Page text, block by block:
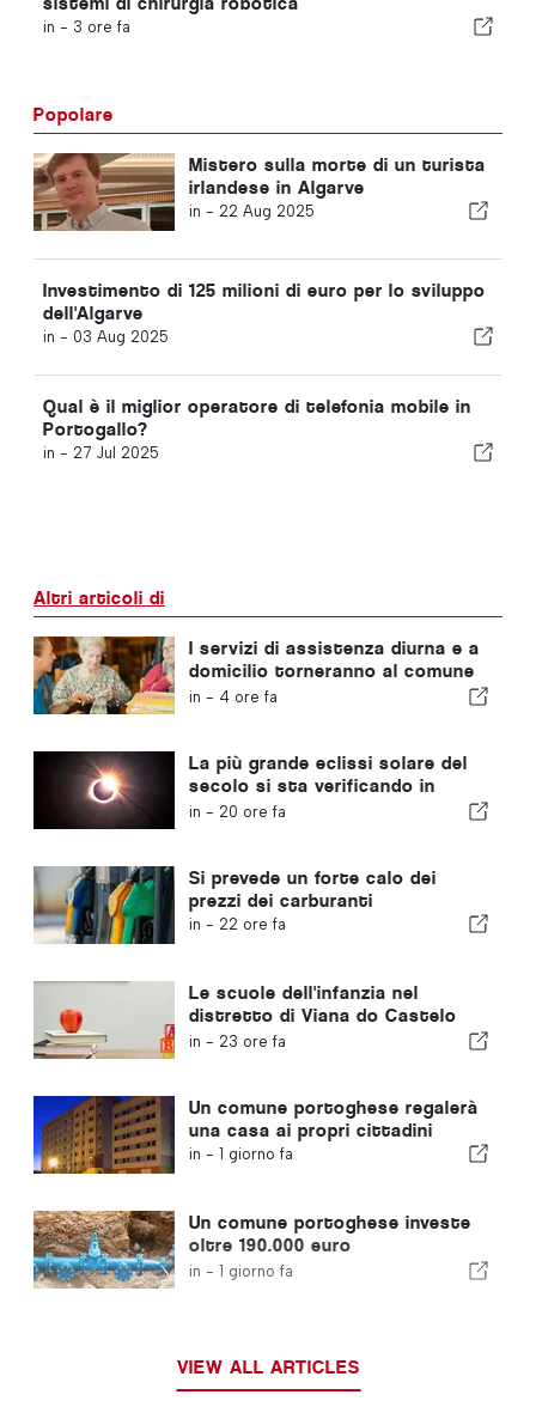
in - 3 ore fa
Popolare
Mistero sulla morte di un turista
irlandese in Algarve
in - 22 Aug 2025
Investimento di 125 milioni di euro per lo sviluppo
dell'Algarve
in - 03 Aug 2025
Qual è il miglior operatore di telefonia mobile in
Portogallo?
in - 27 Jul 2025
Altri articoli di
I servizi di assistenza diurna e a
domicilio torneranno al comune
portoghese
in - 4 ore fa
La più grande eclissi solare del
secolo si sta verificando in
Portogallo
in - 20 ore fa
Si prevede un forte calo dei
prezzi dei carburanti
in - 22 ore fa
Le scuole dell'infanzia nel
distretto di Viana do Castelo
non chiuderanno
in - 23 ore fa
Un comune portoghese regalerà
una casa ai propri cittadini
in - 1 giorno fa
Un comune portoghese investe
oltre 190.000 euro
nell'approvvigionamento idrico
in - 1 giorno fa
VIEW ALL ARTICLES